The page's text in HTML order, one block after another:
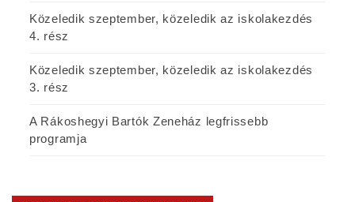
Közeledik szeptember, közeledik az iskolakezdés
4. rész
Közeledik szeptember, közeledik az iskolakezdés
3. rész
A Rákoshegyi Bartók Zeneház legfrissebb
programja